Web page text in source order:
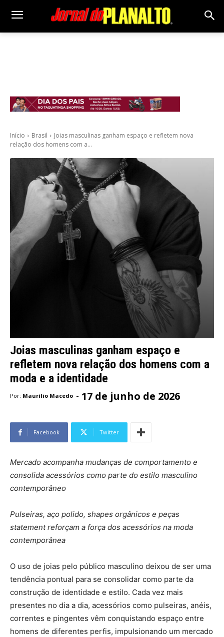
Início Brasil
Joias masculinas ganham espaço e refletem nova
relação dos homens com a...
Joias masculinas ganham espaço e
refletem nova relação dos homens com a
moda e a identidade
Por: Maurílio Macedo - 17 de junho de 2026
Facebook Twitter
Mercado acompanha mudanças de comportamento e
consolida acessórios como parte do estilo masculino
contemporâneo
Pulseiras, aço polido, shapes orgânicos e peças
statement reforçam a força dos acessórios na moda
contemporânea
O uso de joias pelo público masculino deixou de ser uma
tendência pontual para se consolidar como parte da
construção de identidade e estilo. Cada vez mais
presentes no dia a dia, acessórios como pulseiras, anéis,
correntes e pingentes vêm conquistando espaço entre
homens de diferentes perfis, impulsionando um mercado